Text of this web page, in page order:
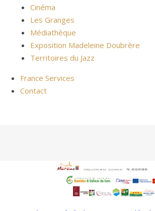
Cinéma
Les Granges
Médiathèque
Exposition Madeleine Doubrère
Territoires du Jazz
France Services
Contact